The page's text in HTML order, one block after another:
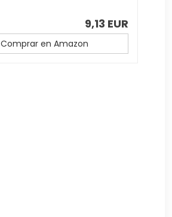
9,13 EUR
Comprar en Amazon